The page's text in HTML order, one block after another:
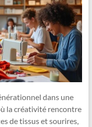
dans une
la créativité rencontre
de tissus et sourires,